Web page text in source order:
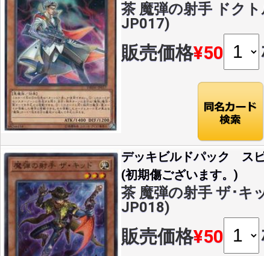
茶 魔弾の射手 ドク
JP017)
販売価格¥50
デッキビルドパック ス
(初期傷ございます。)
茶 魔弾の射手 ザ･キ
JP018)
販売価格¥50